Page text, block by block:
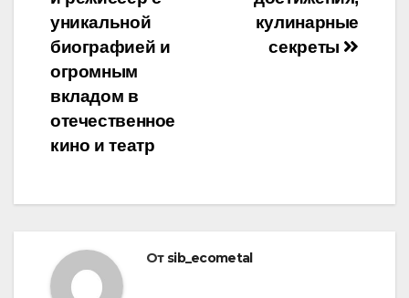
кулинарные
секреты
уникальной
биографией и
огромным
вкладом в
отечественное
кино и театр
От sib_ecometal